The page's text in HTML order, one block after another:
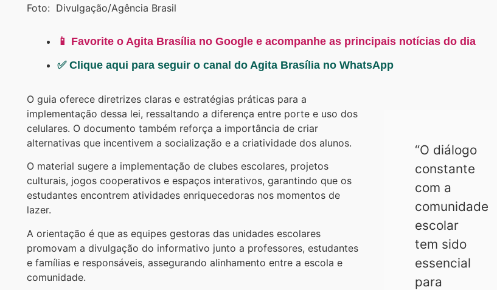
Foto: Divulgação/Agência Brasil
📱 Favorite o Agita Brasília no Google e acompanhe as principais notícias do dia
✅ Clique aqui para seguir o canal do Agita Brasília no WhatsApp
“O diálogo
constante
com a
comunidade
escolar
tem sido
essencial
para
O guia oferece diretrizes claras e estratégias práticas para a
implementação dessa lei, ressaltando a diferença entre porte e uso dos
celulares. O documento também reforça a importância de criar
alternativas que incentivem a socialização e a criatividade dos alunos.
O material sugere a implementação de clubes escolares, projetos
culturais, jogos cooperativos e espaços interativos, garantindo que os
estudantes encontrem atividades enriquecedoras nos momentos de
lazer.
A orientação é que as equipes gestoras das unidades escolares
promovam a divulgação do informativo junto a professores, estudantes
e famílias e responsáveis, assegurando alinhamento entre a escola e
comunidade.